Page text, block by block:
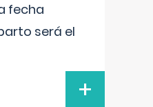
fecha
será el
+